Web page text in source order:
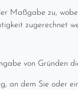
Maßgabe zu,
zugerechnet
von Gründen
an dem Sie oder